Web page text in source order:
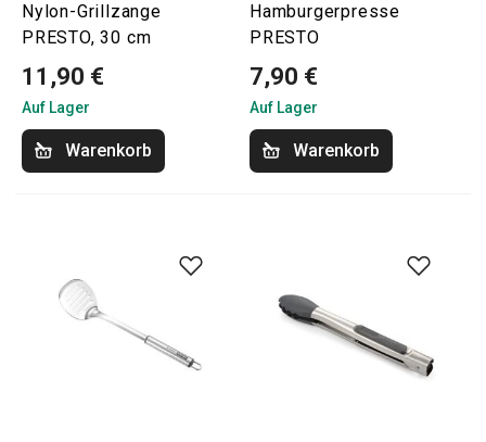
Nylon-Grillzange
PRESTO, 30 cm
11,90 €
Auf Lager
Warenkorb
Hamburgerpresse
PRESTO
7,90 €
Auf Lager
Warenkorb